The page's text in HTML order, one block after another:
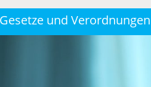
Gesetze und Verordnungen